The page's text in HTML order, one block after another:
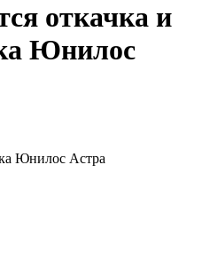
откачка и
Юнилос
Юнилос Астра